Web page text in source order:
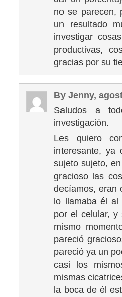
no se parecen,
un resultado
investigar
productivas,
gracias por su
By Jenny,
Saludos a
investigación.
Les quiero
interesante, ya
sujeto sujeto,
gracioso las
decíamos, eran
lo llamaba él
por el celular,
mismo
pareció
pareció ya un
casi los
mismas
la boca de él